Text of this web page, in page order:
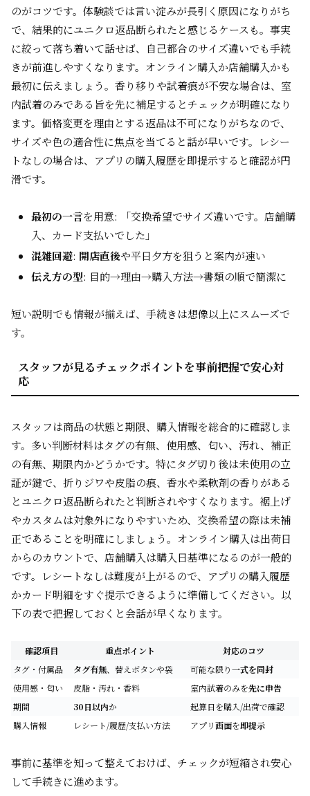
のがコツです。体験談では言い淀みが長引く原因になりがち
で、結果的にユニクロ返品断られたと感じるケースも。事実
に絞って落ち着いて話せば、自己都合のサイズ違いでも手続
きが前進しやすくなります。オンライン購入か店舗購入かも
最初に伝えましょう。香り移りや試着痕が不安な場合は、室
内試着のみである旨を先に補足するとチェックが明確になり
ます。価格変更を理由とする返品は不可になりがちなので、
サイズや色の適合性に焦点を当てると話が早いです。レシー
トなしの場合は、アプリの購入履歴を即提示すると確認が円
滑です。
最初の一言を用意: 「交換希望でサイズ違いです。店舗購
入、カード支払いでした」
混雑回避: 開店直後や平日夕方を狙うと案内が速い
伝え方の型: 目的→理由→購入方法→書類の順で簡潔に
短い説明でも情報が揃えば、手続きは想像以上にスムーズで
す。
スタッフが見るチェックポイントを事前把握で安心対
応
スタッフは商品の状態と期限、購入情報を総合的に確認しま
す。多い判断材料はタグの有無、使用感、匂い、汚れ、補正
の有無、期限内かどうかです。特にタグ切り後は未使用の立
証が鍵で、折りジワや皮脂の痕、香水や柔軟剤の香りがある
とユニクロ返品断られたと判断されやすくなります。裾上げ
やカスタムは対象外になりやすいため、交換希望の際は未補
正であることを明確にしましょう。オンライン購入は出荷日
からのカウントで、店舗購入は購入日基準になるのが一般的
です。レシートなしは難度が上がるので、アプリの購入履歴
かカード明細をすぐ提示できるように準備してください。以
下の表で把握しておくと会話が早くなります。
確認項目 重点ポイント
対応のコツ
タグ・付属品
タグ有無、替えボタンや袋 可能な限り一式を同封
使用感・匂い
皮脂・汚れ・香料 室内試着のみを先に申告
期間
30日以内か
起算日を購入/出荷で確認
購入情報
レシート/履歴/支払い方法 アプリ画面を即提示
事前に基準を知って整えておけば、チェックが短縮され安心
して手続きに進めます。